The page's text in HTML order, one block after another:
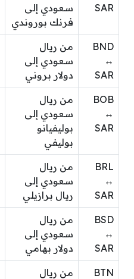
SAR
سعودي إلى
فرنك بوروندي
BND
↔
SAR
من ريال
سعودي إلى
دولار بروني
BOB
↔
SAR
من ريال
سعودي إلى
بوليفيانو
بوليفي
BRL
↔
SAR
من ريال
سعودي إلى
ريال برازيلي
BSD
↔
SAR
من ريال
سعودي إلى
دولار بهامي
BTN
من ريال